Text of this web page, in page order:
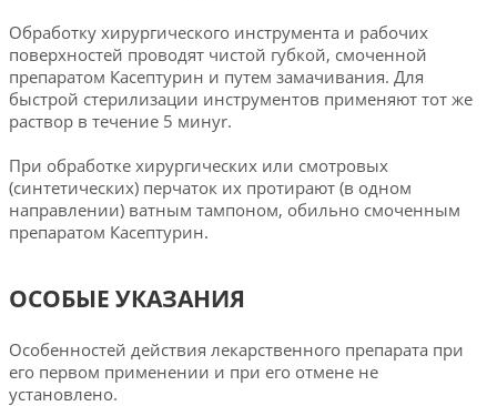
Обработку хирургического инструмента и рабочих
поверхностей проводят чистой губкой, смоченной
препаратом Касептурин и путем замачивания. Для
быстрой стерилизации инструментов применяют тот же
раствор в течение 5 минуr.
При обработке хирургических или смотровых
(синтетических) перчаток их протирают (в одном
направлении) ватным тампоном, обильно смоченным
препаратом Касептурин.
ОСОБЫЕ УКАЗАНИЯ
Особенностей действия лекарственного препарата при
его первом применении и при его отмене не
установлено.